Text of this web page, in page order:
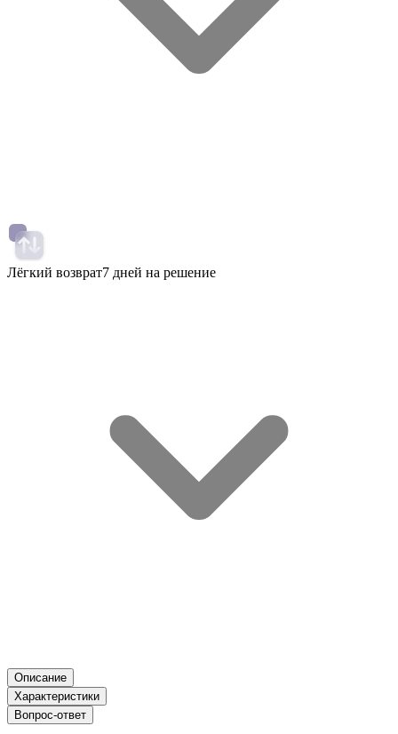
Лёгкий возврат7 дней на решение
Описание
Характеристики
Вопрос-ответ